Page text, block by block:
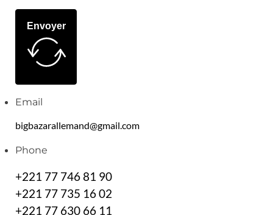
Envoyer
Email
bigbazarallemand@gmail.com
Phone
+221 77 746 81 90
+221 77 735 16 02
+221 77 630 66 11